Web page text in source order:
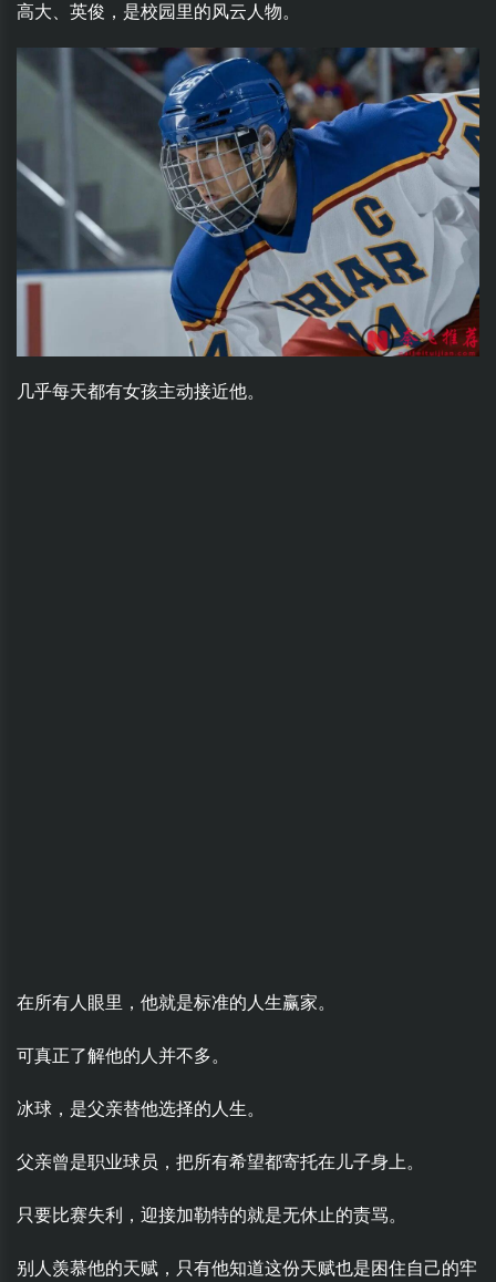
高大、英俊，是校园里的风云人物。
几乎每天都有女孩主动接近他。
在所有人眼里，他就是标准的人生赢家。
可真正了解他的人并不多。
冰球，是父亲替他选择的人生。
父亲曾是职业球员，把所有希望都寄托在儿子身上。
只要比赛失利，迎接加勒特的就是无休止的责骂。
别人羡慕他的天赋，只有他知道这份天赋也是困住自己的牢